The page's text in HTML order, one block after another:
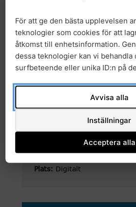
Vid frågor, kontakta
Välkommen!
Kalendarium
12:00 13
Plats: Digitalt
För att ge den bästa upplevelsen
teknologier som cookies för att
åtkomst till enhetsinformation.
dessa teknologier kan vi behandla
surfbeteende eller unika ID:n på
Avvisa alla
Inställningar
Acceptera alla